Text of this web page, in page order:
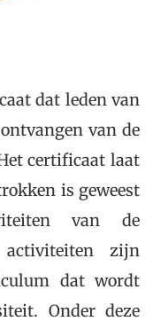
dat leden van
van de
certificaat laat
is geweest
van de
activiteiten zijn
dat wordt
Onder deze